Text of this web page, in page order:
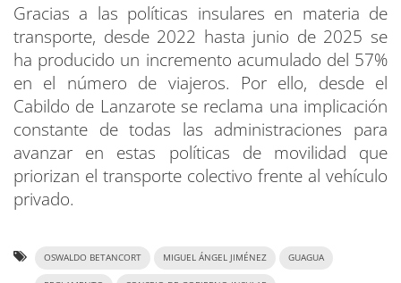
Gracias a las políticas insulares en materia de
transporte, desde 2022 hasta junio de 2025 se
ha producido un incremento acumulado del 57%
en el número de viajeros. Por ello, desde el
Cabildo de Lanzarote se reclama una implicación
constante de todas las administraciones para
avanzar en estas políticas de movilidad que
priorizan el transporte colectivo frente al vehículo
privado.
OSWALDO BETANCORT MIGUEL ÁNGEL JIMÉNEZ GUAGUA